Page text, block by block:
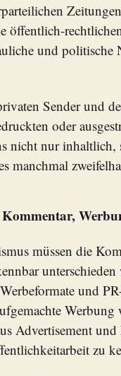
öffentlich-
und politische
Sender und
oder
nicht nur inhaltlich,
manchmal
müssen die
unterschieden
und
Advertisement
zu